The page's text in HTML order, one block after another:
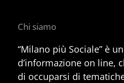
Chi siamo
“Milano più Sociale” è
d’informazione on line,
di occuparsi di